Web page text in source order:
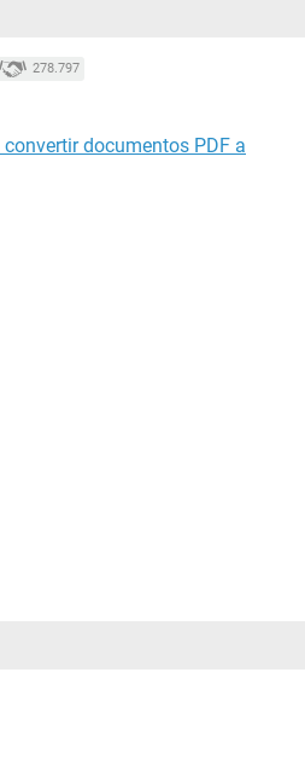
278.797
documentos PDF a